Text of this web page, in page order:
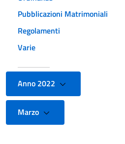
Pubblicazioni Matrimoniali
Regolamenti
Varie
Anno 2022
Marzo